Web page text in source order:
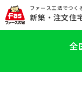
ファース工法でつく
新築 ・注文住
全